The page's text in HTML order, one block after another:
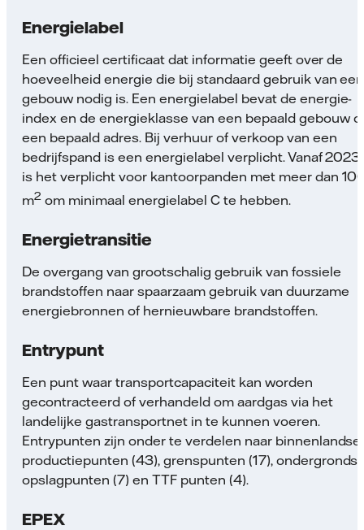
Energielabel
Een officieel certificaat dat informatie geeft over de
hoeveelheid energie die bij standaard gebruik van een
gebouw nodig is. Een energielabel bevat de energie-
index en de energieklasse van een bepaald gebouw
een bepaald adres. Bij verhuur of verkoop van een
bedrijfspand is een energielabel verplicht. Vanaf 2023
is het verplicht voor kantoorpanden met meer dan
m2 om minimaal energielabel C te hebben.
Energietransitie
De overgang van grootschalig gebruik van fossiele
brandstoffen naar spaarzaam gebruik van duurzame
energiebronnen of hernieuwbare brandstoffen.
Entrypunt
Een punt waar transportcapaciteit kan worden
gecontracteerd of verhandeld om aardgas via het
landelijke gastransportnet in te kunnen voeren.
Entrypunten zijn onder te verdelen naar binnenlandse
productiepunten (43), grenspunten (17),
opslagpunten (7) en TTF punten (4).
EPEX